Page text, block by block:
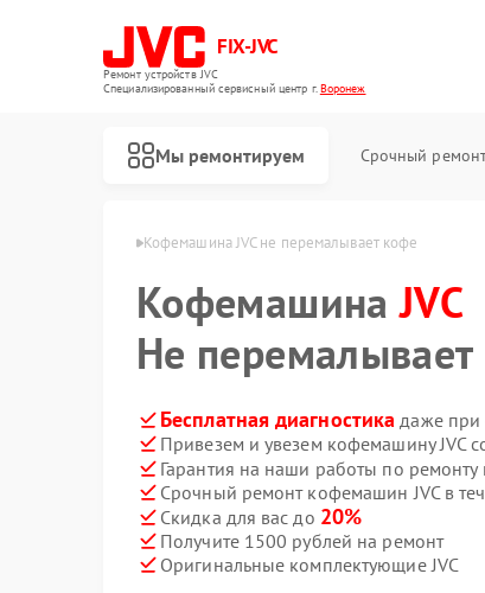
FIX-JVC
Ремонт устройств JVC
Специализированный cервисный центр г.Воронеж
Мы ремонтируем Срочный
Кофемашина JVC не перемалывает кофе
КофемашинаJVC
Не
Бесплатная диагностика даже при
Привезем и увезем кофемашину JVC
Гарантия на наши работы по
Срочный ремонт кофемашин JVC в
Скидка для вас до 20%
Получите 1500 рублей на ремонт
Оригинальные комплектующие JVC